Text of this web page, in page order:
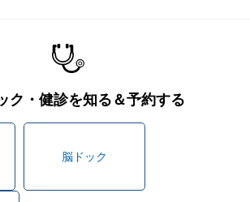
ク・健診を知る＆予約する
脳ドック